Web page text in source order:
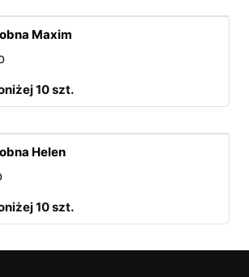
Maxim
10 szt.
Helen
10 szt.